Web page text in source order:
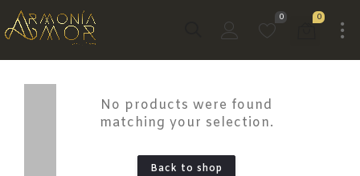
0
0
No products were found
matching your selection.
Back to shop